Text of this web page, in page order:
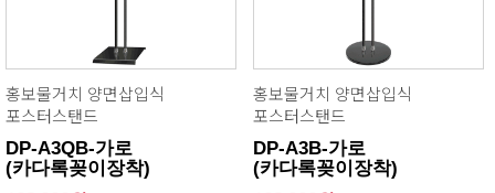
홍보물거치 양면삽입식
포스터스탠드
DP-A3QB-가로
(카다록꽂이장착)
홍보물거치 양면삽입식
포스터스탠드
DP-A3B-가로
(카다록꽂이장착)